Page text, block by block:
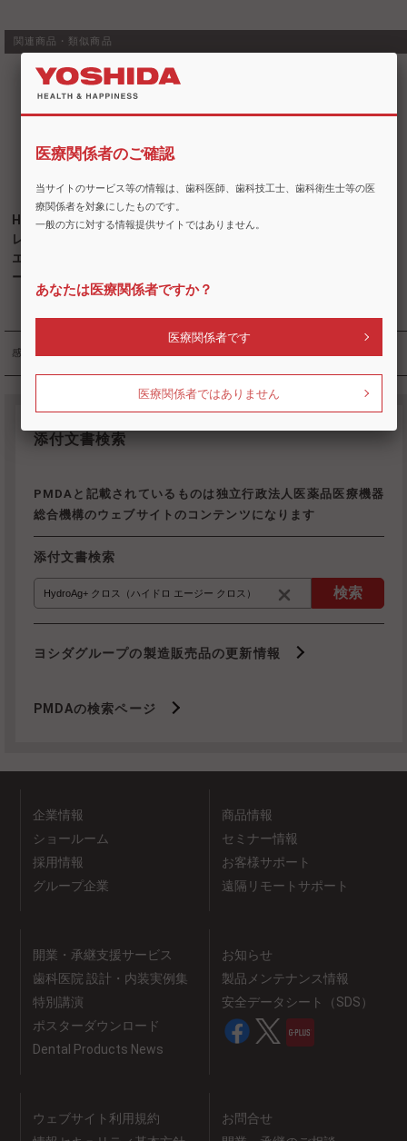
関連商品・類似商品
HydroAg+ スプ
レー（ハイドロ
エージー スプレ
ー）
感染対策
添付文書検索
PMDAと記載されているものは独立行政法人医薬品医療機器
総合機構のウェブサイトのコンテンツになります
添付文書検索
検索
ヨシダグループの製造販売品の更新情報
PMDAの検索ページ
企業情報
ショールーム
採用情報
グループ企業
商品情報
セミナー情報
お客様サポート
遠隔リモートサポート
開業・承継支援サービス
歯科医院 設計・内装実例集
特別講演
ポスターダウンロード
Dental Products News
お知らせ
製品メンテナンス情報
安全データシート（SDS）
ウェブサイト利用規約
お問合せ
医療関係者のご確認
当サイトのサービス等の情報は、歯科医師、歯科技工士、歯科衛生士等の医
療関係者を対象にしたものです。
一般の方に対する情報提供サイトではありません。
あなたは医療関係者ですか？
医療関係者です
医療関係者ではありません